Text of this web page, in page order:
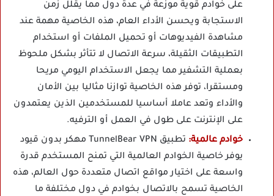
على خوادم قوية موزعة في عدة دول مما يقلل زمن
الاستجابة ويحسن الأداء العام، هذه الخاصية مهمة عند
مشاهدة الفيديوهات أو تحميل الملفات أو استخدام
التطبيقات الثقيلة، سرعة الاتصال لا تتأثر بشكل ملحوظ
بعملية التشفير مما يجعل الاستخدام اليومي مريحا
ومستقرا، توفر هذه الخاصية توازنا مثاليا بين الأمان
والأداء وتعد عاملا أساسيا للمستخدمين الذين يعتمدون
على الإنترنت على طول في العمل أو الترفيه.
خوادم عالمية:
تطبيق TunnelBear VPN مهكر بدون قيود
يوفر خاصية الخوادم العالمية التي تمنح المستخدم قدرة
واسعة على اختيار مواقع اتصال متعددة حول العالم، هذه
الخاصية تسمح بالاتصال بخوادم في دول مختلفة ما